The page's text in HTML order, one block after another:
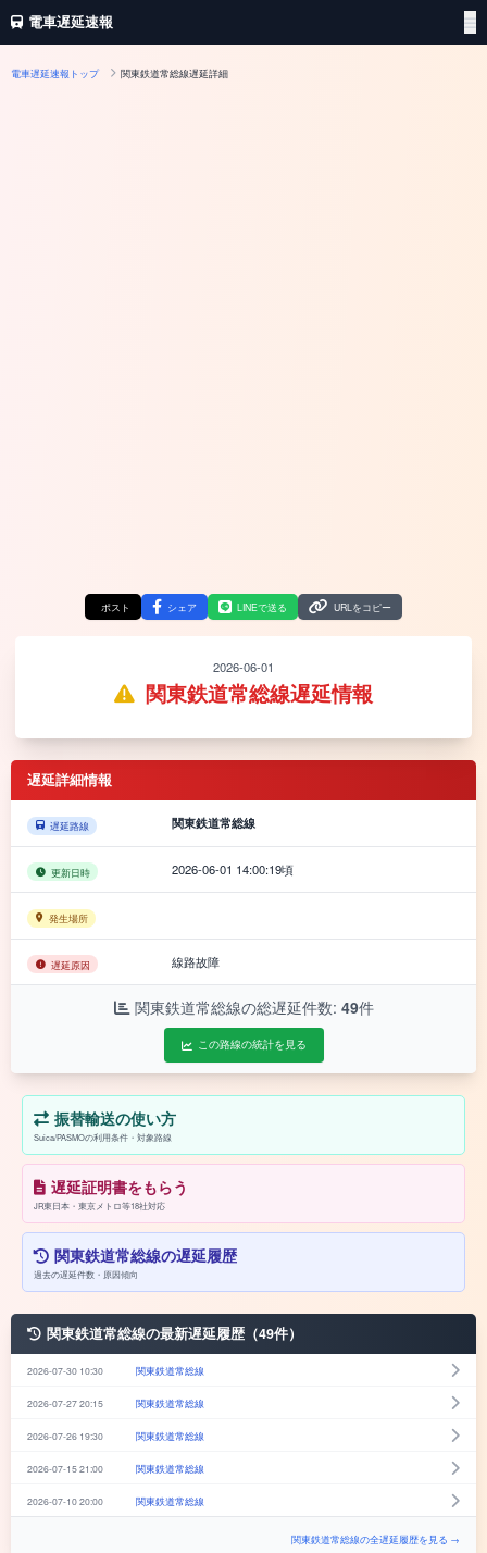
電車遅延速報
電車遅延速報トップ 関東鉄道常総線遅延詳細
ポスト シェア LINEで送る URLをコピー
2026-06-01
関東鉄道常総線遅延情報
遅延詳細情報
遅延路線 関東鉄道常総線
更新日時 2026-06-01 14:00:19頃
発生場所
遅延原因 線路故障
関東鉄道常総線の総遅延件数: 49件
この路線の統計を見る
振替輸送の使い方
Suica/PASMOの利用条件・対象路線
遅延証明書をもらう
JR東日本・東京メトロ等18社対応
関東鉄道常総線の遅延履歴
過去の遅延件数・原因傾向
関東鉄道常総線の最新遅延履歴（49件）
2026-07-30 10:30 関東鉄道常総線
2026-07-27 20:15 関東鉄道常総線
2026-07-26 19:30 関東鉄道常総線
2026-07-15 21:00 関東鉄道常総線
2026-07-10 20:00 関東鉄道常総線
関東鉄道常総線の全遅延履歴を見る →